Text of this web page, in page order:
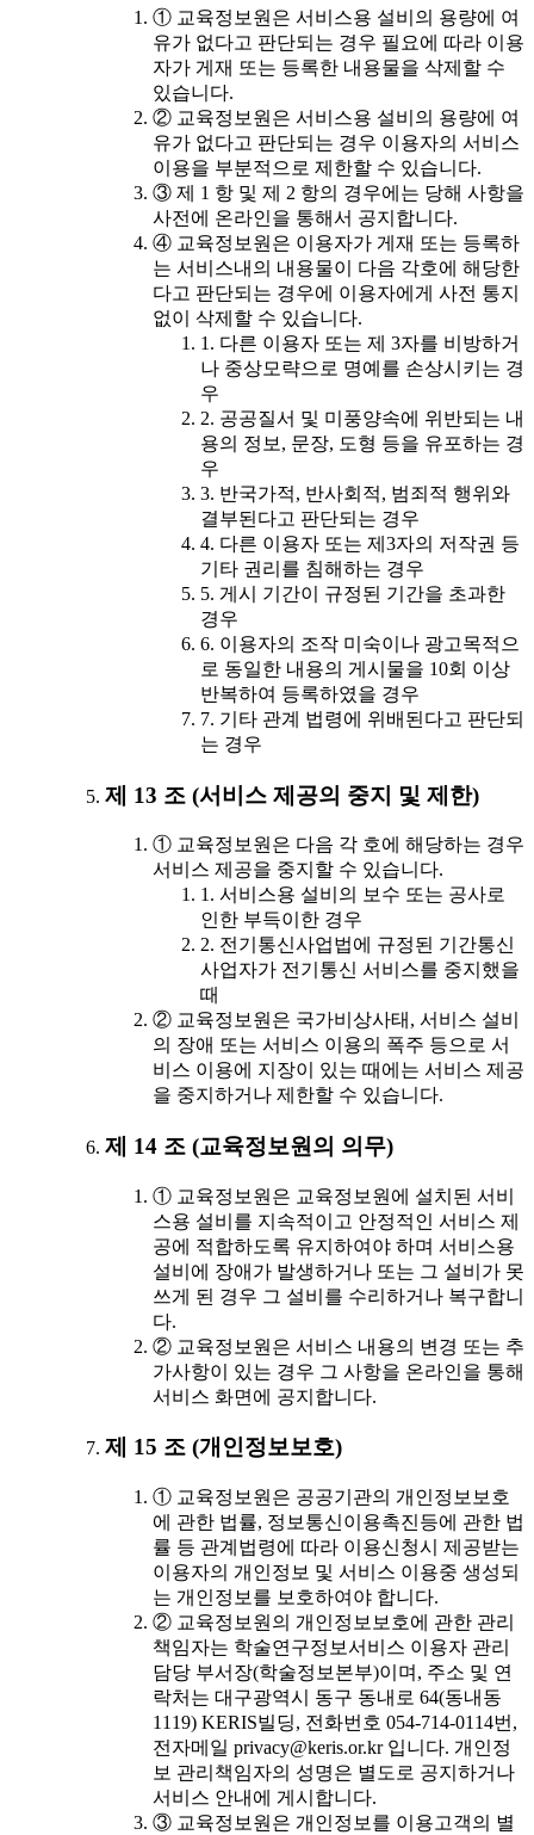
① 교육정보원은 서비스용 설비의 용량에 여
유가 없다고 판단되는 경우 필요에 따라 이용
자가 게재 또는 등록한 내용물을 삭제할 수
있습니다.
② 교육정보원은 서비스용 설비의 용량에 여
유가 없다고 판단되는 경우 이용자의 서비스
이용을 부분적으로 제한할 수 있습니다.
③ 제 1 항 및 제 2 항의 경우에는 당해 사항을
사전에 온라인을 통해서 공지합니다.
④ 교육정보원은 이용자가 게재 또는 등록하
는 서비스내의 내용물이 다음 각호에 해당한
다고 판단되는 경우에 이용자에게 사전 통지
없이 삭제할 수 있습니다.
1. 다른 이용자 또는 제 3자를 비방하거
나 중상모략으로 명예를 손상시키는 경
우
2. 공공질서 및 미풍양속에 위반되는 내
용의 정보, 문장, 도형 등을 유포하는 경
우
3. 반국가적, 반사회적, 범죄적 행위와
결부된다고 판단되는 경우
4. 다른 이용자 또는 제3자의 저작권 등
기타 권리를 침해하는 경우
5. 게시 기간이 규정된 기간을 초과한
경우
6. 이용자의 조작 미숙이나 광고목적으
로 동일한 내용의 게시물을 10회 이상
반복하여 등록하였을 경우
7. 기타 관계 법령에 위배된다고 판단되
는 경우
제 13 조 (서비스 제공의 중지 및 제한)
① 교육정보원은 다음 각 호에 해당하는 경우
서비스 제공을 중지할 수 있습니다.
1. 서비스용 설비의 보수 또는 공사로
인한 부득이한 경우
2. 전기통신사업법에 규정된 기간통신
사업자가 전기통신 서비스를 중지했을
때
② 교육정보원은 국가비상사태, 서비스 설비
의 장애 또는 서비스 이용의 폭주 등으로 서
비스 이용에 지장이 있는 때에는 서비스 제공
을 중지하거나 제한할 수 있습니다.
제 14 조 (교육정보원의 의무)
① 교육정보원은 교육정보원에 설치된 서비
스용 설비를 지속적이고 안정적인 서비스 제
공에 적합하도록 유지하여야 하며 서비스용
설비에 장애가 발생하거나 또는 그 설비가 못
쓰게 된 경우 그 설비를 수리하거나 복구합니
다.
② 교육정보원은 서비스 내용의 변경 또는 추
가사항이 있는 경우 그 사항을 온라인을 통해
서비스 화면에 공지합니다.
제 15 조 (개인정보보호)
① 교육정보원은 공공기관의 개인정보보호
에 관한 법률, 정보통신이용촉진등에 관한 법
률 등 관계법령에 따라 이용신청시 제공받는
이용자의 개인정보 및 서비스 이용중 생성되
는 개인정보를 보호하여야 합니다.
② 교육정보원의 개인정보보호에 관한 관리
책임자는 학술연구정보서비스 이용자 관리
담당 부서장(학술정보본부)이며, 주소 및 연
락처는 대구광역시 동구 동내로 64(동내동
1119) KERIS빌딩, 전화번호 054-714-0114번,
전자메일 privacy@keris.or.kr 입니다. 개인정
보 관리책임자의 성명은 별도로 공지하거나
서비스 안내에 게시합니다.
③ 교육정보원은 개인정보를 이용고객의 별